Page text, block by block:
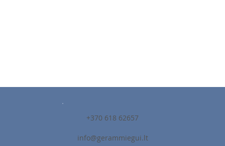
+370 618 62657
info@gerammiegui.lt